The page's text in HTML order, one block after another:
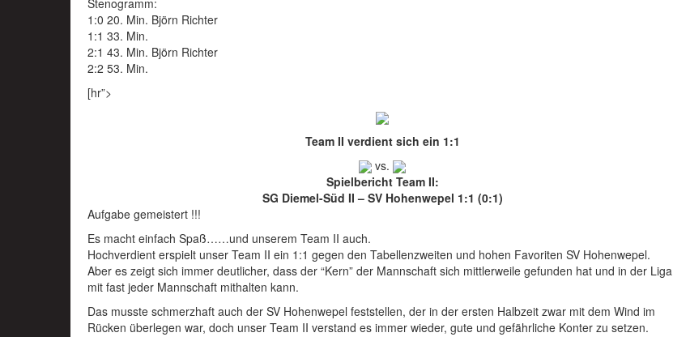
1:0 20. Min. Björn Richter
1:1 33. Min.
2:1 43. Min. Björn Richter
2:2 53. Min.
[hr”>
Team II verdient sich ein 1:1
vs.
Spielbericht Team II:
SG Diemel-Süd II – SV Hohenwepel 1:1 (0:1)
Aufgabe gemeistert !!!
Es macht einfach Spaß……und unserem Team II auch.
Hochverdient erspielt unser Team II ein 1:1 gegen den Tabellenzweiten und hohen Favoriten SV Hohenwepel.
Aber es zeigt sich immer deutlicher, dass der “Kern” der Mannschaft sich mittlerweile gefunden hat und in der Liga
mit fast jeder Mannschaft mithalten kann.
Das musste schmerzhaft auch der SV Hohenwepel feststellen, der in der ersten Halbzeit zwar mit dem Wind im
Rücken überlegen war, doch unser Team II verstand es immer wieder, gute und gefährliche Konter zu setzen.